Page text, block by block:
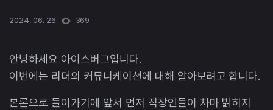
2024. 06. 26 369
안녕하세요 아이스버그입니다.
이번에는 리더의 커뮤니케이션에 대해 알아보려고 합니다.
본론으로 들어가기에 앞서 먼저 직장인들이 차마 밝히지